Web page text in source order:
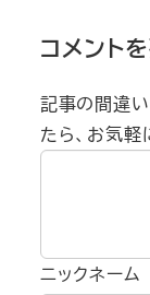
コメント
記事の間違
たら、お気軽
ニックネーム